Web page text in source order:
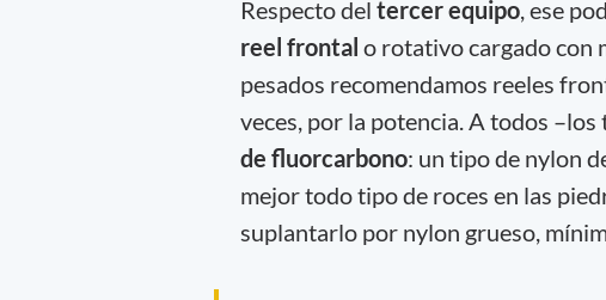
Respecto del tercer equipo, ese
reel frontal o rotativo cargado con
pesados recomendamos reeles
veces, por la potencia. A todos –los
de fluorcarbono: un tipo de nylon
mejor todo tipo de roces en las
suplantarlo por nylon grueso,